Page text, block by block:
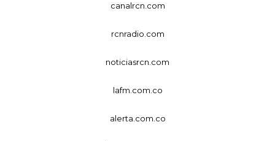
canalrcn.com
rcnradio.com
noticiasrcn.com
lafm.com.co
alerta.com.co